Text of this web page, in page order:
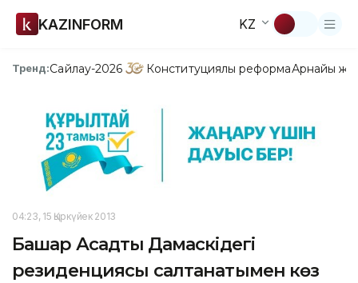
KAZINFORM KZ
Тренд:Сайлау-2026 Конституциялық реформаАрнайы
04:23, 15 Қыркүйек 2013
Башар Асадтың Дамаскідегі
резиденциясы салтанатымен көз